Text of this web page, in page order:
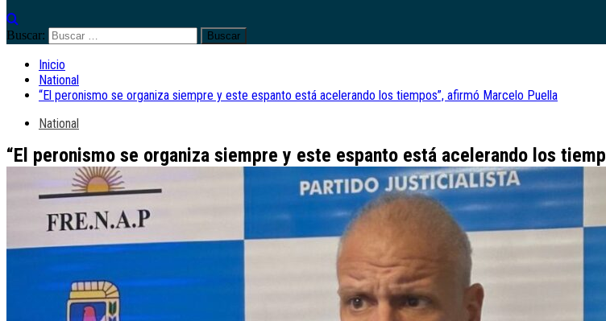
Buscar:
Inicio
National
“El peronismo se organiza siempre y este espanto está acelerando los tiempos”, afirmó Marcelo Puella
National
“El peronismo se organiza siempre y este espanto está acelerando los